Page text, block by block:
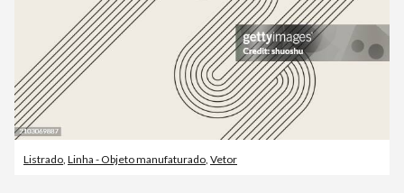
Listrado, Linha - Objeto manufaturado, Vetor